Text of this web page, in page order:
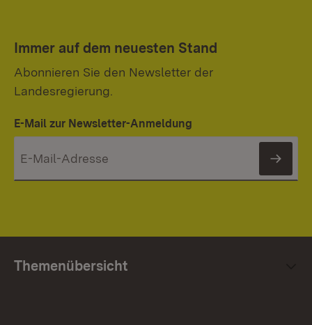
Immer auf dem neuesten Stand
Abonnieren Sie den Newsletter der
Landesregierung.
E-Mail zur Newsletter-Anmeldung
Themenübersicht